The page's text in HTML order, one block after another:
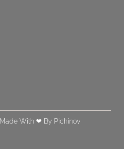
Made With ❤ By Pichinov